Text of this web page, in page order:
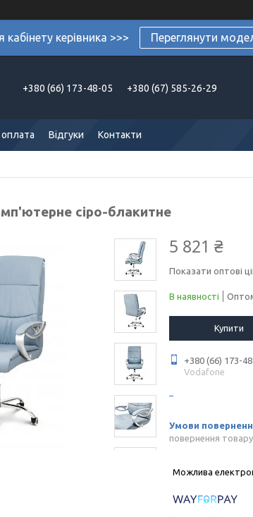
кабінету керівника >>> Переглянути
+380 (66) 173-48-05 +380 (67) 585-26-29
оплата Відгуки Контакти
сіро-блакитне
5 821 ₴
Показати оптові
В наявності
Купити
+380 (66) 173-
Vodafone
повернення